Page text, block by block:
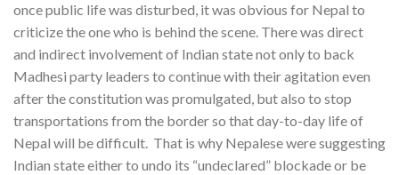
once public life was disturbed, it was obvious for Nepal to
criticize the one who is behind the scene. There was direct
and indirect involvement of Indian state not only to back
Madhesi party leaders to continue with their agitation even
after the constitution was promulgated, but also to stop
transportations from the border so that day-to-day life of
Nepal will be difficult. That is why Nepalese were suggesting
Indian state either to undo its “undeclared” blockade or be